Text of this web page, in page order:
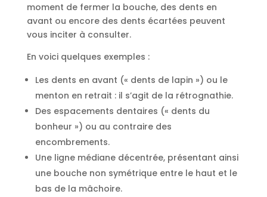
moment de fermer la bouche, des dents en
avant ou encore des dents écartées peuvent
vous inciter à consulter.
En voici quelques exemples :
Les dents en avant (« dents de lapin ») ou le
menton en retrait : il s’agit de la rétrognathie.
Des espacements dentaires (« dents du
bonheur ») ou au contraire des
encombrements.
Une ligne médiane décentrée, présentant ainsi
une bouche non symétrique entre le haut et le
bas de la mâchoire.